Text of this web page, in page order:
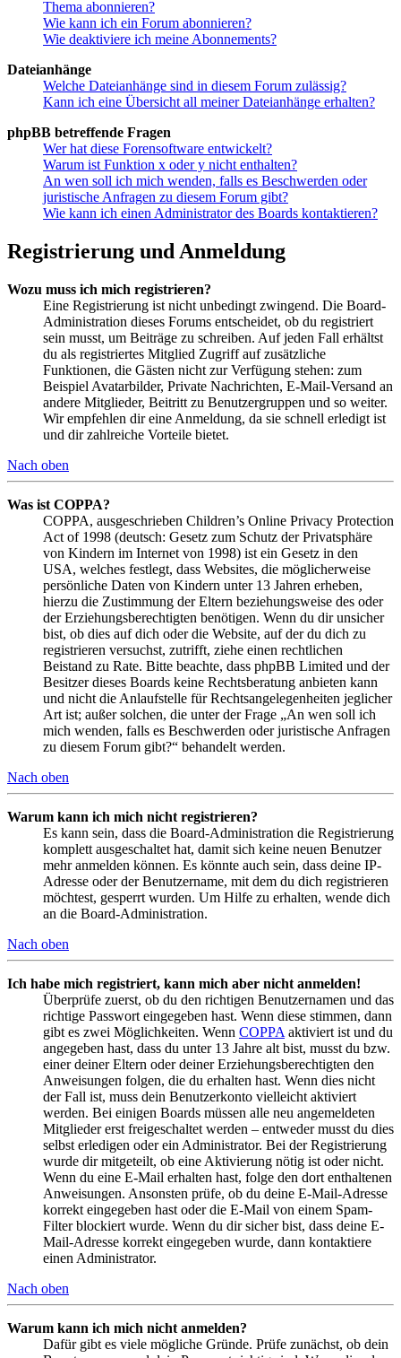
Thema abonnieren?
Wie kann ich ein Forum abonnieren?
Wie deaktiviere ich meine Abonnements?
Dateianhänge
Welche Dateianhänge sind in diesem Forum zulässig?
Kann ich eine Übersicht all meiner Dateianhänge erhalten?
phpBB betreffende Fragen
Wer hat diese Forensoftware entwickelt?
Warum ist Funktion x oder y nicht enthalten?
An wen soll ich mich wenden, falls es Beschwerden oder
juristische Anfragen zu diesem Forum gibt?
Wie kann ich einen Administrator des Boards kontaktieren?
Registrierung und Anmeldung
Wozu muss ich mich registrieren?
Eine Registrierung ist nicht unbedingt zwingend. Die Board-
Administration dieses Forums entscheidet, ob du registriert
sein musst, um Beiträge zu schreiben. Auf jeden Fall erhältst
du als registriertes Mitglied Zugriff auf zusätzliche
Funktionen, die Gästen nicht zur Verfügung stehen: zum
Beispiel Avatarbilder, Private Nachrichten, E-Mail-Versand an
andere Mitglieder, Beitritt zu Benutzergruppen und so weiter.
Wir empfehlen dir eine Anmeldung, da sie schnell erledigt ist
und dir zahlreiche Vorteile bietet.
Nach oben
Was ist COPPA?
COPPA, ausgeschrieben Children’s Online Privacy Protection
Act of 1998 (deutsch: Gesetz zum Schutz der Privatsphäre
von Kindern im Internet von 1998) ist ein Gesetz in den
USA, welches festlegt, dass Websites, die möglicherweise
persönliche Daten von Kindern unter 13 Jahren erheben,
hierzu die Zustimmung der Eltern beziehungsweise des oder
der Erziehungsberechtigten benötigen. Wenn du dir unsicher
bist, ob dies auf dich oder die Website, auf der du dich zu
registrieren versuchst, zutrifft, ziehe einen rechtlichen
Beistand zu Rate. Bitte beachte, dass phpBB Limited und der
Besitzer dieses Boards keine Rechtsberatung anbieten kann
und nicht die Anlaufstelle für Rechtsangelegenheiten jeglicher
Art ist; außer solchen, die unter der Frage „An wen soll ich
mich wenden, falls es Beschwerden oder juristische Anfragen
zu diesem Forum gibt?“ behandelt werden.
Nach oben
Warum kann ich mich nicht registrieren?
Es kann sein, dass die Board-Administration die Registrierung
komplett ausgeschaltet hat, damit sich keine neuen Benutzer
mehr anmelden können. Es könnte auch sein, dass deine IP-
Adresse oder der Benutzername, mit dem du dich registrieren
möchtest, gesperrt wurden. Um Hilfe zu erhalten, wende dich
an die Board-Administration.
Nach oben
Ich habe mich registriert, kann mich aber nicht anmelden!
Überprüfe zuerst, ob du den richtigen Benutzernamen und das
richtige Passwort eingegeben hast. Wenn diese stimmen, dann
gibt es zwei Möglichkeiten. Wenn COPPA aktiviert ist und du
angegeben hast, dass du unter 13 Jahre alt bist, musst du bzw.
einer deiner Eltern oder deiner Erziehungsberechtigten den
Anweisungen folgen, die du erhalten hast. Wenn dies nicht
der Fall ist, muss dein Benutzerkonto vielleicht aktiviert
werden. Bei einigen Boards müssen alle neu angemeldeten
Mitglieder erst freigeschaltet werden – entweder musst du dies
selbst erledigen oder ein Administrator. Bei der Registrierung
wurde dir mitgeteilt, ob eine Aktivierung nötig ist oder nicht.
Wenn du eine E-Mail erhalten hast, folge den dort enthaltenen
Anweisungen. Ansonsten prüfe, ob du deine E-Mail-Adresse
korrekt eingegeben hast oder die E-Mail von einem Spam-
Filter blockiert wurde. Wenn du dir sicher bist, dass deine E-
Mail-Adresse korrekt eingegeben wurde, dann kontaktiere
einen Administrator.
Nach oben
Warum kann ich mich nicht anmelden?
Dafür gibt es viele mögliche Gründe. Prüfe zunächst, ob dein